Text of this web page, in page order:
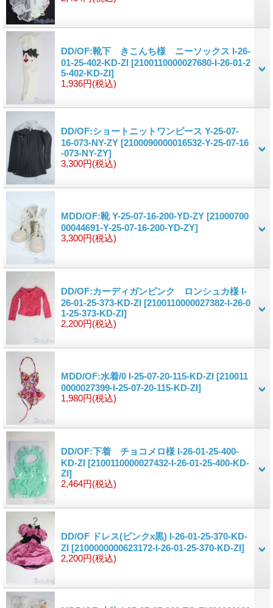
DD/OF:靴下 きこんち様 ニーソックス I-26-
01-25-402-KD-ZI [2100110000027680-I-26-01-2
5-402-KD-ZI]
1,936円(税込)
DD/OF:ショートニットワンピース Y-25-07-
16-073-NY-ZY [2100090000016532-Y-25-07-16
-073-NY-ZY]
3,300円(税込)
MDD/OF:靴 Y-25-07-16-200-YD-ZY [21000700
00044691-Y-25-07-16-200-YD-ZY]
3,300円(税込)
DD/OF:カーディガンピンク ロンシュカ様 I-
26-01-25-373-KD-ZI [2100110000027382-I-26-0
1-25-373-KD-ZI]
2,200円(税込)
MDD/OF:水着/0 I-25-07-20-115-KD-ZI [210011
0000027399-I-25-07-20-115-KD-ZI]
1,980円(税込)
DD/OF:下着 チョコメロ様 I-26-01-25-400-
KD-ZI [2100110000027432-I-26-01-25-400-KD-
ZI]
2,464円(税込)
DD/OF ドレス(ピンクx黒) I-26-01-25-370-KD-
ZI [2100000000623172-I-26-01-25-370-KD-ZI]
2,200円(税込)